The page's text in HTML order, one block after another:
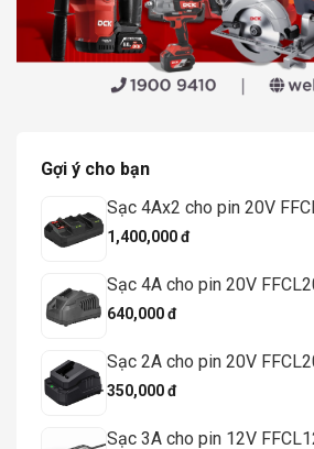
Gợi ý cho bạn
Sạc 4Ax2 cho pin 20V
1,400,000 đ
Sạc 4A cho pin 20V
640,000 đ
Sạc 2A cho pin 20V
350,000 đ
Sạc 3A cho pin 12V